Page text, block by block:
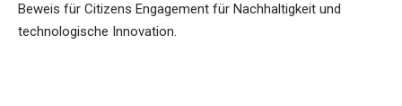
Beweis für Citizens Engagement für Nachhaltigkeit und
technologische Innovation.